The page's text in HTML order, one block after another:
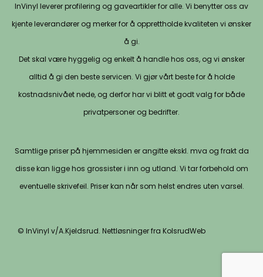
InVinyl leverer profilering og gaveartikler for alle. Vi benytter oss av
kjente leverandører og merker for å opprettholde kvaliteten vi ønsker
å gi.
Det skal være hyggelig og enkelt å handle hos oss, og vi ønsker
alltid å gi den beste servicen. Vi gjør vårt beste for å holde
kostnadsnivået nede, og derfor har vi blitt et godt valg for både
privatpersoner og bedrifter.
Samtlige priser på hjemmesiden er angitte ekskl. mva og frakt da
disse kan ligge hos grossister i inn og utland. Vi tar forbehold om
eventuelle skrivefeil. Priser kan når som helst endres uten varsel.
© InVinyl v/A.Kjeldsrud. Nettløsninger fra KolsrudWeb